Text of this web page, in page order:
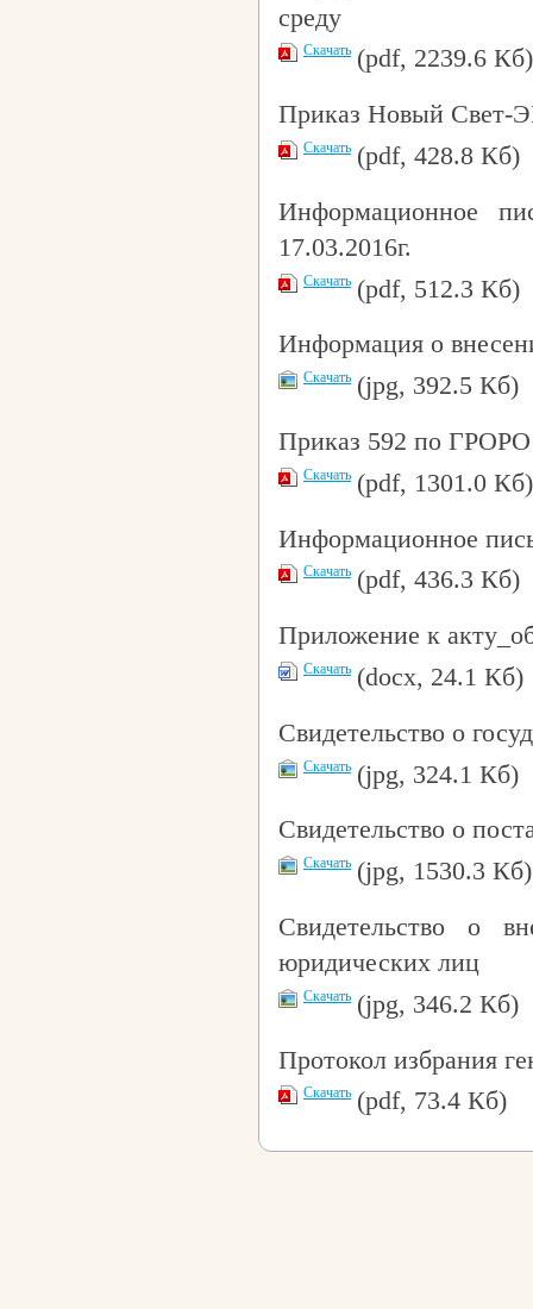
среду
Скачать (pdf, 2239.6 Кб)
Приказ Новый Свет-
Скачать (pdf, 428.8 Кб)
Информационное
17.03.2016г.
Скачать (pdf, 512.3 Кб)
Информация о
Скачать (jpg, 392.5 Кб)
Приказ 592 по ГРОРО
Скачать (pdf, 1301.0 Кб)
Информационное
Скачать (pdf, 436.3 Кб)
Приложение к
Скачать (docx, 24.1 Кб)
Свидетельство о
Скачать (jpg, 324.1 Кб)
Свидетельство о
Скачать (jpg, 1530.3 Кб)
Свидетельство о
юридических лиц
Скачать (jpg, 346.2 Кб)
Протокол избрания
Скачать (pdf, 73.4 Кб)